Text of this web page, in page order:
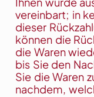
vereinbart; in
dieser
können die
die Waren
bis Sie den
Sie die Waren
nachdem,